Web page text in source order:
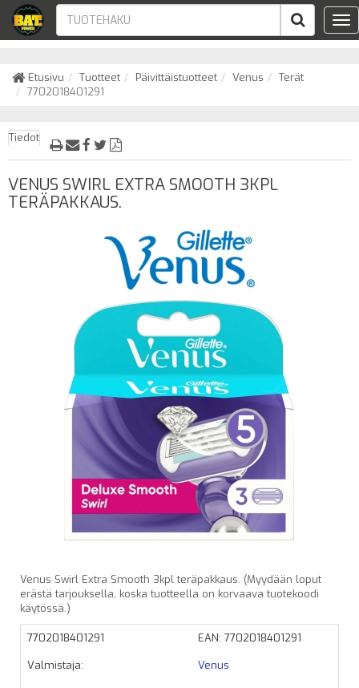
Etusivu Tuotteet Päivittäistuotteet Venus
Terät
7702018401291
Tiedot
VENUS SWIRL EXTRA SMOOTH 3KPL
TERÄPAKKAUS.
Venus Swirl Extra Smooth 3kpl teräpakkaus. (Myydään loput
erästä tarjouksella, koska tuotteella on korvaava tuotekoodi
käytössä.)
7702018401291
EAN: 7702018401291
Valmistaja:
Venus